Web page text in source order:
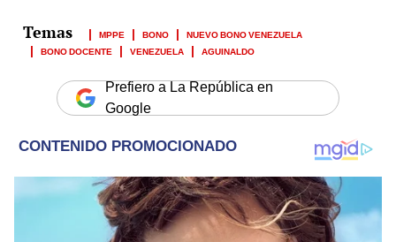
MPPE BONO
NUEVO BONO VENEZUELA
BONO DOCENTE
VENEZUELA AGUINALDO
Prefiero a La República en
Google